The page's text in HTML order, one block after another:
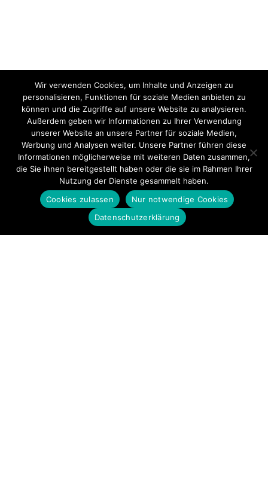
Wir verwenden Cookies, um Inhalte und Anzeigen zu
personalisieren, Funktionen für soziale Medien anbieten zu
können und die Zugriffe auf unsere Website zu analysieren.
Außerdem geben wir Informationen zu Ihrer Verwendung
unserer Website an unsere Partner für soziale Medien,
Werbung und Analysen weiter. Unsere Partner führen diese
Informationen möglicherweise mit weiteren Daten zusammen,
die Sie ihnen bereitgestellt haben oder die sie im Rahmen Ihrer
Nutzung der Dienste gesammelt haben.
Cookies zulassen
Nur notwendige Cookies
Datenschutzerklärung